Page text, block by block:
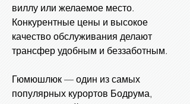
виллу или желаемое место.
Конкурентные цены и высокое
качество обслуживания делают
трансфер удобным и беззаботным.
Гюмюшлюк — один из самых
популярных курортов Бодрума,